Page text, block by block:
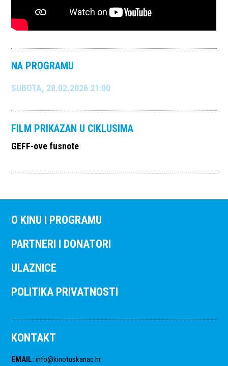
NA PROGRAMU
SUBOTA, 28.02.2026 21:00
FILM PRIKAZAN U CIKLUSIMA
GEFF-ove fusnote
O KINU I PROGRAMU
PARTNERI I DONATORI
ULAZNICE
POLITIKA PRIVATNOSTI
KONTAKT
EMAIL: info@kinotuskanac.hr